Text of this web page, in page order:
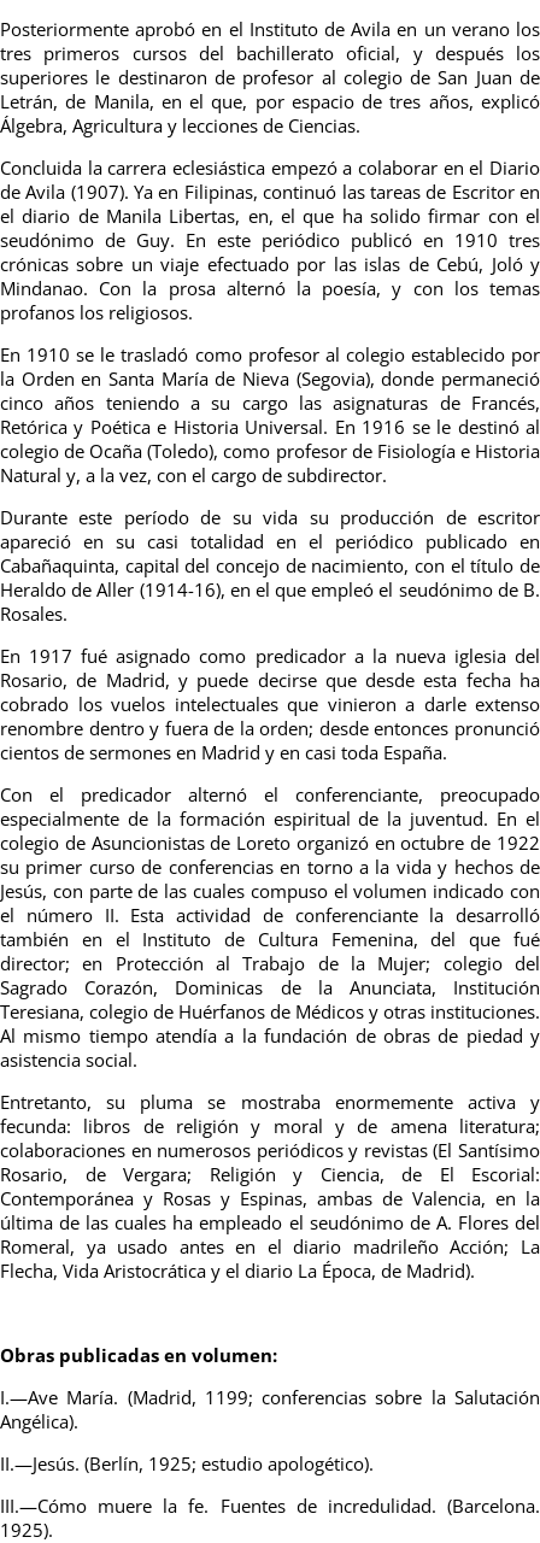
Posteriormente aprobó en el Instituto de Avila en un verano los
tres primeros cursos del bachillerato oficial, y después los
superiores le destinaron de profesor al colegio de San Juan de
Letrán, de Manila, en el que, por espacio de tres años, explicó
Álgebra, Agricultura y lecciones de Ciencias.
Concluida la carrera eclesiástica empezó a colaborar en el Diario
de Avila (1907). Ya en Filipinas, continuó las tareas de Escritor en
el diario de Manila Libertas, en, el que ha solido firmar con el
seudónimo de Guy. En este periódico publicó en 1910 tres
crónicas sobre un viaje efectuado por las islas de Cebú, Joló y
Mindanao. Con la prosa alternó la poesía, y con los temas
profanos los religiosos.
En 1910 se le trasladó como profesor al colegio establecido por
la Orden en Santa María de Nieva (Segovia), donde permaneció
cinco años teniendo a su cargo las asignaturas de Francés,
Retórica y Poética e Historia Universal. En 1916 se le destinó al
colegio de Ocaña (Toledo), como profesor de Fisiología e Historia
Natural y, a la vez, con el cargo de subdirector.
Durante este período de su vida su producción de escritor
apareció en su casi totalidad en el periódico publicado en
Cabañaquinta, capital del concejo de nacimiento, con el título de
Heraldo de Aller (1914-16), en el que empleó el seudónimo de B.
Rosales.
En 1917 fué asignado como predicador a la nueva iglesia del
Rosario, de Madrid, y puede decirse que desde esta fecha ha
cobrado los vuelos intelectuales que vinieron a darle extenso
renombre dentro y fuera de la orden; desde entonces pronunció
cientos de sermones en Madrid y en casi toda España.
Con el predicador alternó el conferenciante, preocupado
especialmente de la formación espiritual de la juventud. En el
colegio de Asuncionistas de Loreto organizó en octubre de 1922
su primer curso de conferencias en torno a la vida y hechos de
Jesús, con parte de las cuales compuso el volumen indicado con
el número II. Esta actividad de conferenciante la desarrolló
también en el Instituto de Cultura Femenina, del que fué
director; en Protección al Trabajo de la Mujer; colegio del
Sagrado Corazón, Dominicas de la Anunciata, Institución
Teresiana, colegio de Huérfanos de Médicos y otras instituciones.
Al mismo tiempo atendía a la fundación de obras de piedad y
asistencia social.
Entretanto, su pluma se mostraba enormemente activa y
fecunda: libros de religión y moral y de amena literatura;
colaboraciones en numerosos periódicos y revistas (El Santísimo
Rosario, de Vergara; Religión y Ciencia, de El Escorial:
Contemporánea y Rosas y Espinas, ambas de Valencia, en la
última de las cuales ha empleado el seudónimo de A. Flores del
Romeral, ya usado antes en el diario madrileño Acción; La
Flecha, Vida Aristocrática y el diario La Época, de Madrid).
Obras publicadas en volumen:
I.—Ave María. (Madrid, 1199; conferencias sobre la Salutación
Angélica).
II.—Jesús. (Berlín, 1925; estudio apologético).
III.—Cómo muere la fe. Fuentes de incredulidad. (Barcelona.
1925).